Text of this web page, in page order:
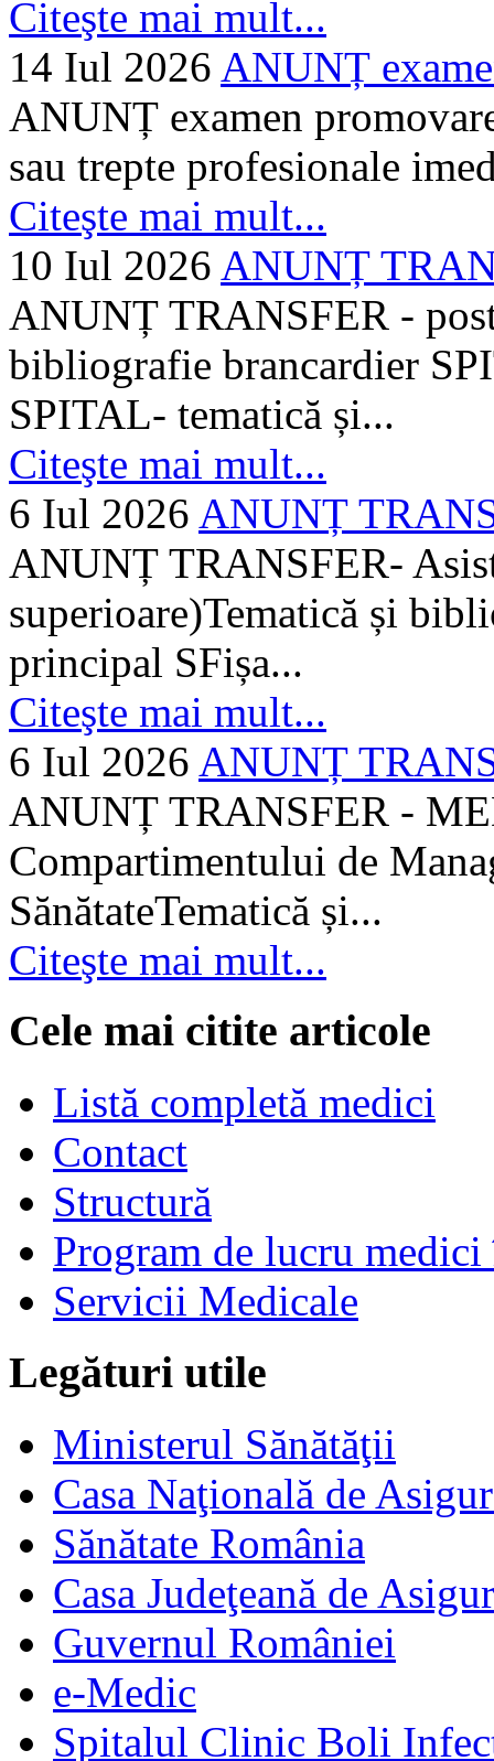
Citeşte mai mult...
14 Iul 2026 ANUNȚ
ANUNȚ examen
sau trepte profesionale
Citeşte mai mult...
10 Iul 2026 ANUNȚ
ANUNȚ TRANSFER -
bibliografie brancardier
SPITAL- tematică și...
Citeşte mai mult...
6 Iul 2026 ANUNȚ
ANUNȚ TRANSFER-
superioare)Tematică și
principal SFișa...
Citeşte mai mult...
6 Iul 2026 ANUNȚ
ANUNȚ TRANSFER -
Compartimentului de
SănătateTematică și...
Citeşte mai mult...
Cele mai citite articole
Listă completă medici
Contact
Structură
Program de lucru
Servicii Medicale
Legături utile
Ministerul Sănătăţii
Casa Naţională de
Sănătate România
Casa Judeţeană de
Guvernul României
e-Medic
Spitalul Clinic Boli